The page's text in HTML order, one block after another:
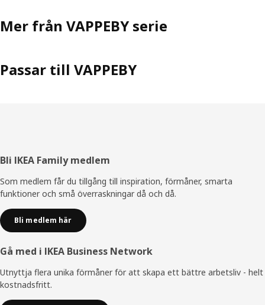
Mer från VAPPEBY serie
Passar till VAPPEBY
Sidfot
Bli IKEA Family medlem
Som medlem får du tillgång till inspiration, förmåner, smarta
funktioner och små överraskningar då och då.
Bli medlem här
Gå med i IKEA Business Network
Utnyttja flera unika förmåner för att skapa ett bättre arbetsliv - helt
kostnadsfritt.